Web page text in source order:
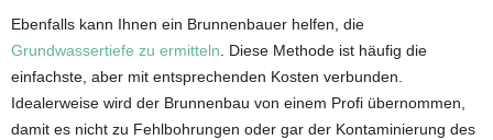
Ebenfalls kann Ihnen ein Brunnenbauer helfen, die
Grundwassertiefe zu ermitteln. Diese Methode ist häufig die
einfachste, aber mit entsprechenden Kosten verbunden.
Idealerweise wird der Brunnenbau von einem Profi übernommen,
damit es nicht zu Fehlbohrungen oder gar der Kontaminierung des